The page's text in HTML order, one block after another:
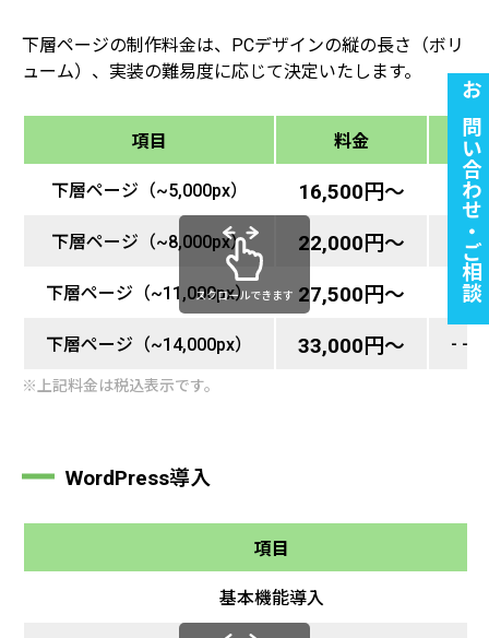
下層ページの制作料金は、PCデザインの縦の長さ（ボリ
ューム）、実装の難易度に応じて決定いたします。
項目 料金 備考
下層ページ（~5,000px） 16,500円〜 - - -
下層ページ（~8,000px） 22,000円〜 - - -
下層ページ（~11,000px） 27,500円〜 - - -
下層ページ（~14,000px） 33,000円〜 - - -
スクロールできます
※上記料金は税込表示です。
WordPress導入
項目
基本機能導入
お問い合わせ・ご相談